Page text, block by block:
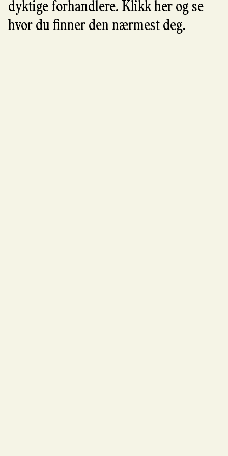
på glidere på gulvet og flyttes enkelt ved å holde
i stålrammen og glassplaten.
med en fuktig klut og mild rengjøringsmiddel ved
behov.
dyktige forhandlere. Klikk her og se
hvor du finner den nærmest deg.